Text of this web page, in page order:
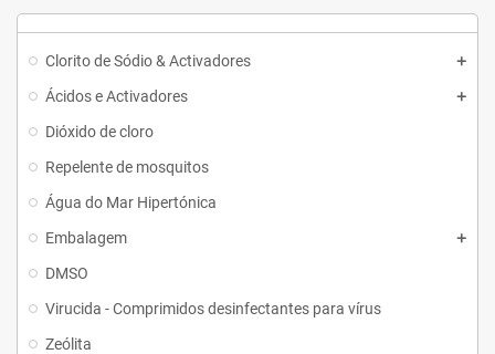
Clorito de Sódio & Activadores
Ácidos e Activadores
Dióxido de cloro
Repelente de mosquitos
Água do Mar Hipertónica
Embalagem
DMSO
Virucida - Comprimidos desinfectantes para vírus
Zeólita